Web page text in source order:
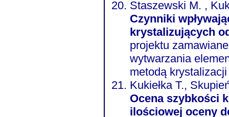
Staszewski M. ,
Czynniki
krystalizujących
projektu
wytwarzania
metodą
Kukiełka T.,
Ocena szybkości
ilościowej oceny